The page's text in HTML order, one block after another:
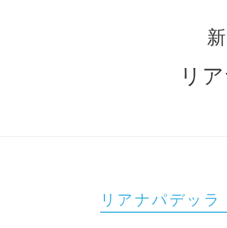
リ
リアナパデッラ